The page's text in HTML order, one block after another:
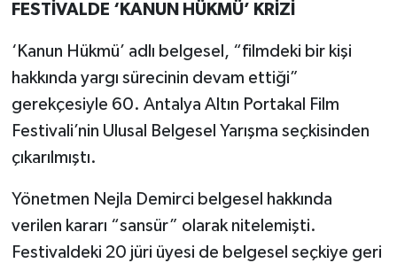
FESTİVALDE ‘KANUN HÜKMÜ’ KRİZİ
‘Kanun Hükmü’ adlı belgesel, “filmdeki bir kişi
hakkında yargı sürecinin devam ettiği”
gerekçesiyle 60. Antalya Altın Portakal Film
Festivali’nin Ulusal Belgesel Yarışma seçkisinden
çıkarılmıştı.
Yönetmen Nejla Demirci belgesel hakkında
verilen kararı “sansür” olarak nitelemişti.
Festivaldeki 20 jüri üyesi de belgesel seçkiye geri